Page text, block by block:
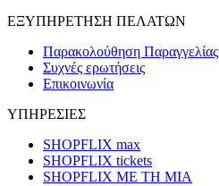
ΕΞΥΠΗΡΕΤΗΣΗ ΠΕΛΑΤΩΝ
Παρακολούθηση Παραγγελίας
Συχνές ερωτήσεις
Επικοινωνία
ΥΠΗΡΕΣΙΕΣ
SHOPFLIX max
SHOPFLIX tickets
SHOPFLIX ΜΕ ΤΗ ΜΙΑ